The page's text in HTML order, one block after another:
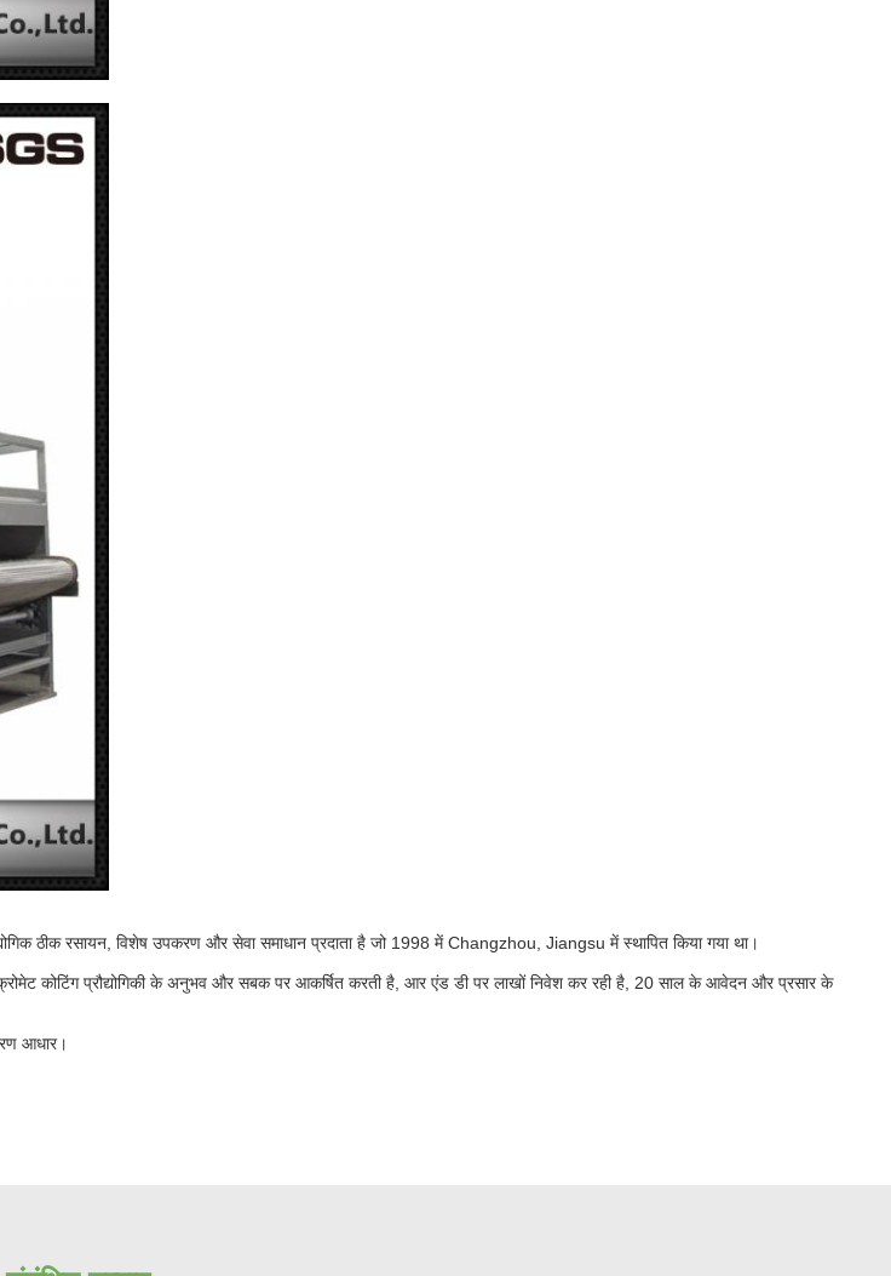
ठीक रसायन, विशेष उपकरण और सेवा समाधान प्रदाता है जो 1998 में Changzhou, Jiangsu में स्थापित किया गया था।
कोटिंग प्रौद्योगिकी के अनुभव और सबक पर आकर्षित करती है, आर एंड डी पर लाखों निवेश कर रही है, 20 साल के आवेदन और प्रसार के
आधार।